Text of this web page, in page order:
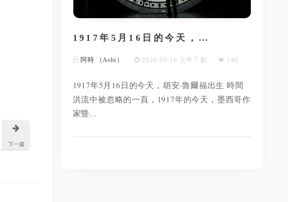
下一篇
1917年5月16日的今天，…
阿時 （Ashi） 2026-05-16 上午 7 點 146
1917年5月16日的今天，胡安·魯爾福出生 時間
洪流中被忽略的一頁，1917年的今天，墨西哥作
家暨...